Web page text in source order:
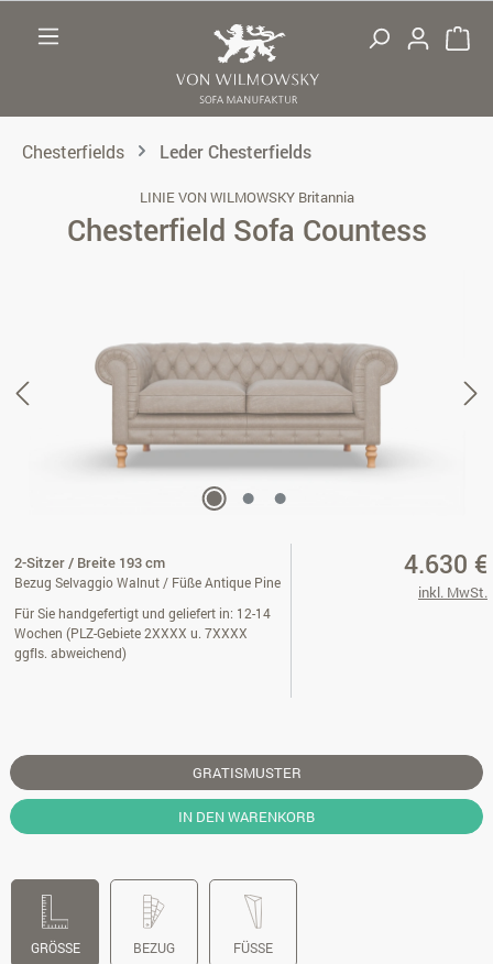
Chesterfields Leder Chesterfields
LINIE VON WILMOWSKY Britannia
Chesterfield Sofa Countess
2-Sitzer / Breite 193 cm
Bezug Selvaggio Walnut / Füße Antique Pine
Für Sie handgefertigt und geliefert in: 12-14
Wochen (PLZ-Gebiete 2XXXX u. 7XXXX
ggfls. abweichend)
4.630 €
inkl. MwSt.
GRATISMUSTER
IN DEN WARENKORB
GRÖSSE BEZUG FÜSSE